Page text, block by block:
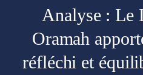
Analyse : Le
Oramah
réfléchi et